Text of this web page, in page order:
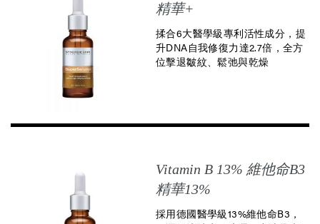
精華+
揉合6大醫學級專利活性成分， 提
升DNA自我修復力達2.7倍，全方
位擊退皺紋、鬆弛與乾燥
Vitamin B 13% 維他命B3
精華13%
採用德國醫學級13%維他命B3，